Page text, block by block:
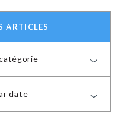
ARTICLES
date